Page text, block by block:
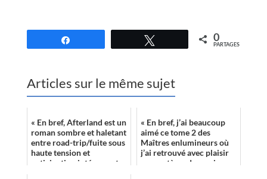
0
PARTAGES
Articles sur le même sujet
« En bref, Afterland est un
roman sombre et haletant
entre road-trip/fuite sous
haute tension et
anticipation intéressante.
« En bref, j’ai beaucoup
aimé ce tome 2 des
Maîtres enlumineurs où
j’ai retrouvé avec plaisir
son système de magie